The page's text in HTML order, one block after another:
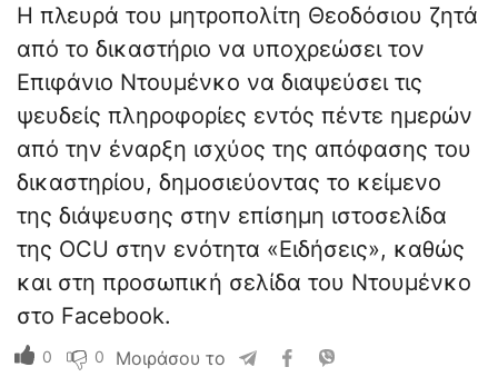
Η πλευρά του μητροπολίτη Θεοδόσιου ζητά
από το δικαστήριο να υποχρεώσει τον
Επιφάνιο Ντουμένκο να διαψεύσει τις
ψευδείς πληροφορίες εντός πέντε ημερών
από την έναρξη ισχύος της απόφασης του
δικαστηρίου, δημοσιεύοντας το κείμενο
της διάψευσης στην επίσημη ιστοσελίδα
της OCU στην ενότητα «Ειδήσεις», καθώς
και στη προσωπική σελίδα του Ντουμένκο
στο Facebook.
0 0 Μοιράσου το